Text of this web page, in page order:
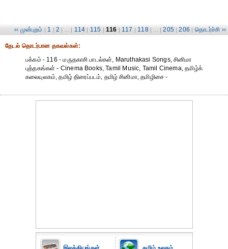
‹‹ முன்புறம் | 1 | 2 | ... | 114 | 115 | 116 | 117 | 118 | ... | 205 | 206 | தொடர்ச்சி ››
தேட‌ல் தொட‌ர்பான தகவ‌ல்க‌ள்:
பக்கம் - 116 - மருதகாசி பாடல்கள், Maruthakasi Songs, சினிமா
புத்தகங்கள் - Cinema Books, Tamil Music, Tamil Cinema, தமிழ்க்
கலையுலகம், தமிழ் திரைப்படம், தமிழ் சினிமா, தமிழிசை -